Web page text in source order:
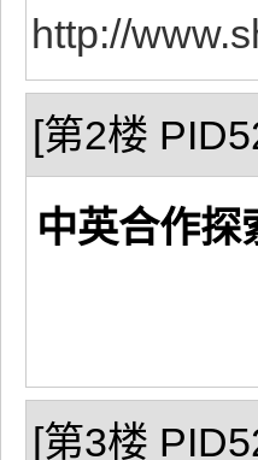
http://
[第2楼
中英合作探
[第3楼